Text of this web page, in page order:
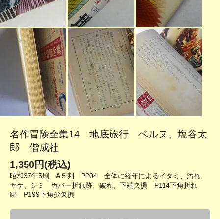
名作冒険全集14 地底旅行 ベルヌ、塩谷太
郎 偕成社
1,350円(税込)
昭和37年5刷 A５判 P204 全体に経年によるイタミ、汚れ、
ヤケ、シミ カバー折れ跡、破れ、下端欠損 P114下角折れ
跡 P199下角少欠損